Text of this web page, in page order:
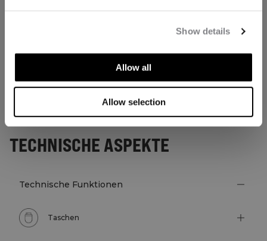
Show details
Allow all
Allow selection
TECHNISCHE ASPEKTE
Technische Funktionen
Taschen